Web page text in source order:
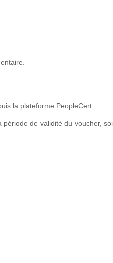
Design
la plateforme PeopleCert.
de validité du voucher,